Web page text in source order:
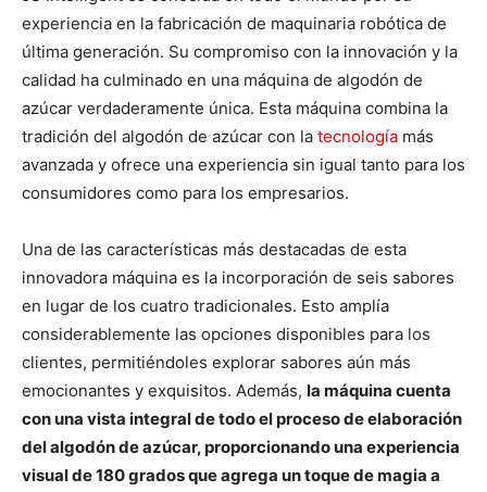
experiencia en la fabricación de maquinaria robótica de
última generación. Su compromiso con la innovación y la
calidad ha culminado en una máquina de algodón de
azúcar verdaderamente única. Esta máquina combina la
tradición del algodón de azúcar con la tecnología más
avanzada y ofrece una experiencia sin igual tanto para los
consumidores como para los empresarios.
Una de las características más destacadas de esta
innovadora máquina es la incorporación de seis sabores
en lugar de los cuatro tradicionales. Esto amplía
considerablemente las opciones disponibles para los
clientes, permitiéndoles explorar sabores aún más
emocionantes y exquisitos. Además, la máquina cuenta
con una vista integral de todo el proceso de elaboración
del algodón de azúcar, proporcionando una experiencia
visual de 180 grados que agrega un toque de magia a